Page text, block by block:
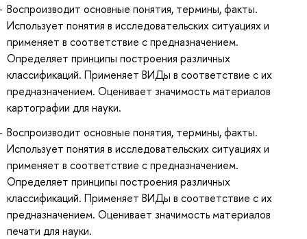
Воспроизводит основные понятия, термины, факты.
Использует понятия в исследовательских ситуациях и
применяет в соответствие с предназначением.
Определяет принципы построения различных
классификаций. Применяет ВИДы в соответствие с их
предназначением. Оценивает значимость материалов
картографии для науки.
Воспроизводит основные понятия, термины, факты.
Использует понятия в исследовательских ситуациях и
применяет в соответствие с предназначением.
Определяет принципы построения различных
классификаций. Применяет ВИДы в соответствие с их
предназначением. Оценивает значимость материалов
печати для науки.